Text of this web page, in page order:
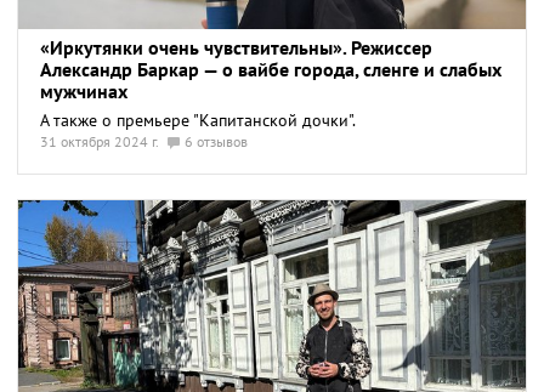
«Иркутянки очень чувствительны». Режиссер
Александр Баркар — о вайбе города, сленге и слабых
мужчинах
А также о премьере "Капитанской дочки".
31 октября 2024 г. 6 отзывов